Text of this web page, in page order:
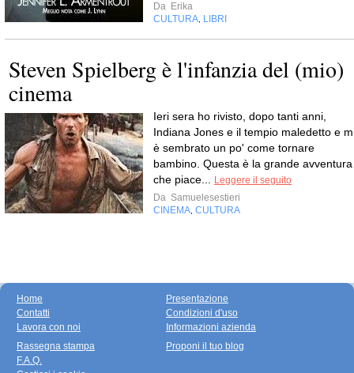
Da Erika
CULTURA LIBRI
Steven Spielberg è l'infanzia del (mio)
cinema
Ieri sera ho rivisto, dopo tanti anni,
Indiana Jones e il tempio maledetto e
è sembrato un po' come tornare
bambino. Questa è la grande avventura
che piace...
Leggere il seguito
Da Samuelesestieri
CINEMA CULTURA
Home
Contatti
Lavora con noi
Presentazione
Condizioni d'uso
Informazioni azienda
Rassegna stampa
F.A.Q.
Proponi il tuo blog